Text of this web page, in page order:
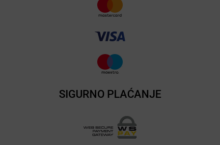
SIGURNO PLAĆANJE